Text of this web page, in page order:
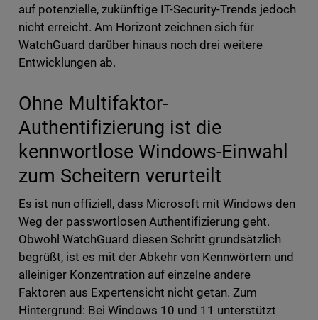
auf potenzielle, zukünftige IT-Security-Trends jedoch
nicht erreicht. Am Horizont zeichnen sich für
WatchGuard darüber hinaus noch drei weitere
Entwicklungen ab.
Ohne Multifaktor-
Authentifizierung ist die
kennwortlose Windows-Einwahl
zum Scheitern verurteilt
Es ist nun offiziell, dass Microsoft mit Windows den
Weg der passwortlosen Authentifizierung geht.
Obwohl WatchGuard diesen Schritt grundsätzlich
begrüßt, ist es mit der Abkehr von Kennwörtern und
alleiniger Konzentration auf einzelne andere
Faktoren aus Expertensicht nicht getan. Zum
Hintergrund: Bei Windows 10 und 11 unterstützt